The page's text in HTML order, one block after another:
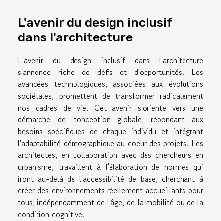
L'avenir du design inclusif
dans l'architecture
L'avenir du design inclusif dans l'architecture
s'annonce riche de défis et d'opportunités. Les
avancées technologiques, associées aux évolutions
sociétales, promettent de transformer radicalement
nos cadres de vie. Cet avenir s'oriente vers une
démarche de conception globale, répondant aux
besoins spécifiques de chaque individu et intégrant
l'adaptabilité démographique au coeur des projets. Les
architectes, en collaboration avec des chercheurs en
urbanisme, travaillent à l'élaboration de normes qui
iront au-delà de l'accessibilité de base, cherchant à
créer des environnements réellement accueillants pour
tous, indépendamment de l'âge, de la mobilité ou de la
condition cognitive.